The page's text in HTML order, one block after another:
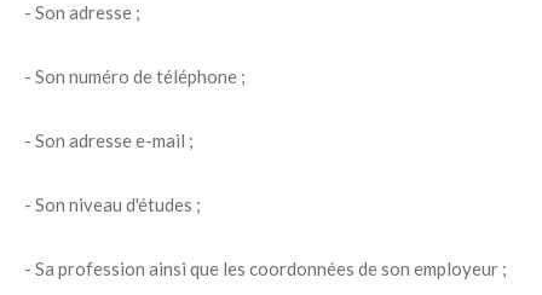
- Son adresse ;
- Son numéro de téléphone ;
- Son adresse e-mail ;
- Son niveau d'études ;
- Sa profession ainsi que les coordonnées de son employeur ;